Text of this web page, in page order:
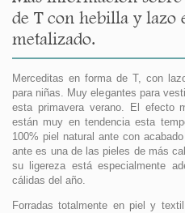
de T con hebilla y lazo
metalizado.
Merceditas en forma de T, con
para niñas. Muy elegantes para
esta primavera verano. El efecto
están muy en tendencia esta
100% piel natural ante con
ante es una de las pieles de más
su ligereza está especialmente
cálidas del año.
Forradas totalmente en piel y